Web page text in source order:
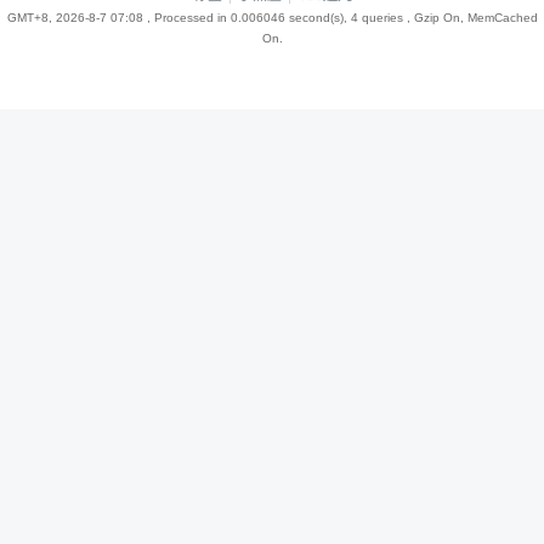
GMT+8, 2026-8-7 07:08 , Processed in 0.006046 second(s), 4 queries , Gzip On, MemCached
On.